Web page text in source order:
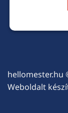
hellomester.hu
Weboldalt